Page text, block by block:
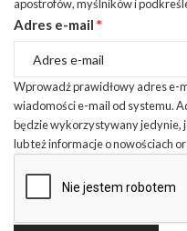
apostrofów, myślników i
Adres e-mail *
Wprowadź prawidłowy adres e-
wiadomości e-mail od systemu.
będzie wykorzystywany jedynie,
lub też informacje o nowościach